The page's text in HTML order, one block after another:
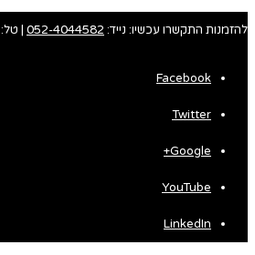
להזמנות התקשרו עכשיו: נייד: 052-4044582 | טל:
Facebook
Twitter
Google+
YouTube
LinkedIn